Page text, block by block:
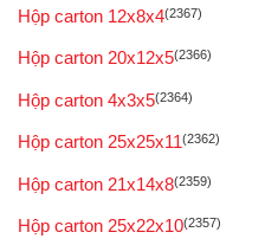
Hộp carton 12x8x4(2367)
Hộp carton 20x12x5(2366)
Hộp carton 4x3x5(2364)
Hộp carton 25x25x11(2362)
Hộp carton 21x14x8(2359)
Hộp carton 25x22x10(2357)